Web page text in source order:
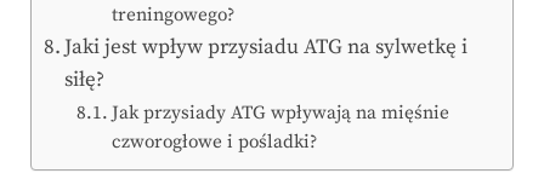
treningowego?
Jaki jest wpływ przysiadu ATG na sylwetkę i
siłę?
Jak przysiady ATG wpływają na mięśnie
czworogłowe i pośladki?